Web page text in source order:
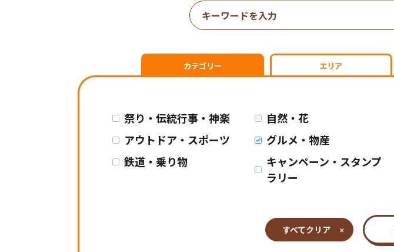
カテゴリー エリア
祭り・伝統行事・神楽 自然・花
アウトドア・スポーツ
グルメ・物産
鉄道・乗り物
キャンペーン・スタンプ
ラリー
すべてクリア